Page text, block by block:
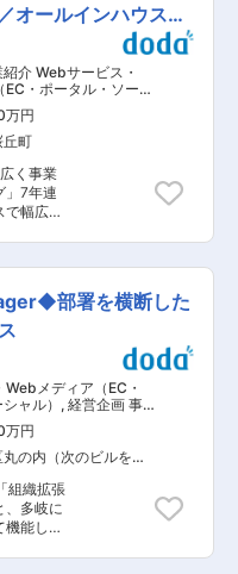
会資料
業務改
化 ・
レーショ
横断プ
ント／
取り組
売・管
ていま
にしな
エータ
在を目指
事業とし
ありま
、同事
理、業務
。 ・営業
用育
各会議)
の営
取引先
や東京
ッショ
長で、
主力事業
が当社の
のコン
パーマ
カウン
全体売
オールインハウス組
介 Webサービス・
・ポータル・ソーシ
ケティング（ネット
） 事業企画・新規事
万円
丘町
く事業
」7年連
幅広い
実行〜運
体的な業
務】 ・組
たプロ
戦略立
の企
広告、デ
のweb
・予算
よび施
2〜10
ス「レバ
「レバウ
向けの人
ticket」
： ・1人
部署を横断した
メディア（EC・
ャル） , 経営企画 事
開発
万円
の内（次のビルを除
組織拡張
、多岐に
能して